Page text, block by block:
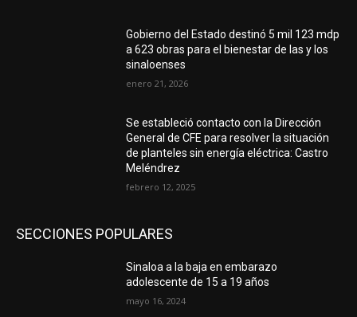
Gobierno del Estado destinó 5 mil 123 mdp
a 623 obras para el bienestar de las y los
sinaloenses
enero 21, 2026
Se estableció contacto con la Dirección
General de CFE para resolver la situación
de planteles sin energía eléctrica: Castro
Meléndrez
febrero 12, 2025
SECCIONES POPULARES
Sinaloa a la baja en embarazo
adolescente de 15 a 19 años
mayo 16, 2024